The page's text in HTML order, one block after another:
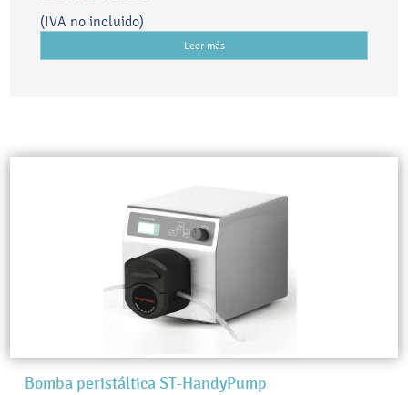
(IVA no incluido)
Leer más
Bomba peristáltica ST-HandyPump